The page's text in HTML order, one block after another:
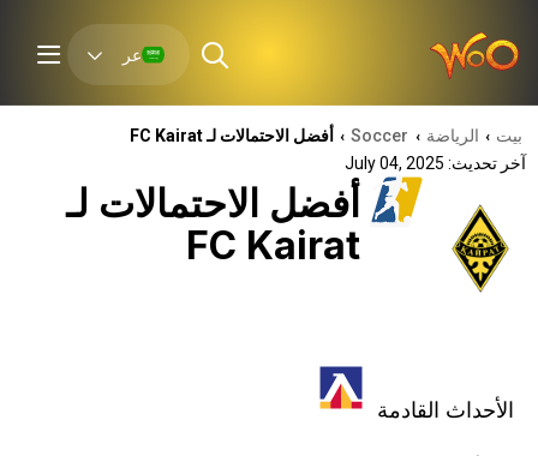
عر
بيت › الرياضة ›
Soccer
› أفضل الاحتمالات لـ FC Kairat
آخر تحديث: July 04, 2025
أفضل الاحتمالات لـ
FC Kairat
الأحداث القادمة